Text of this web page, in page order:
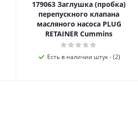
179063 Заглушка (пробка)
перепускного клапана
масляного насоса PLUG
RETAINER Cummins
Есть в наличии штук - (2)